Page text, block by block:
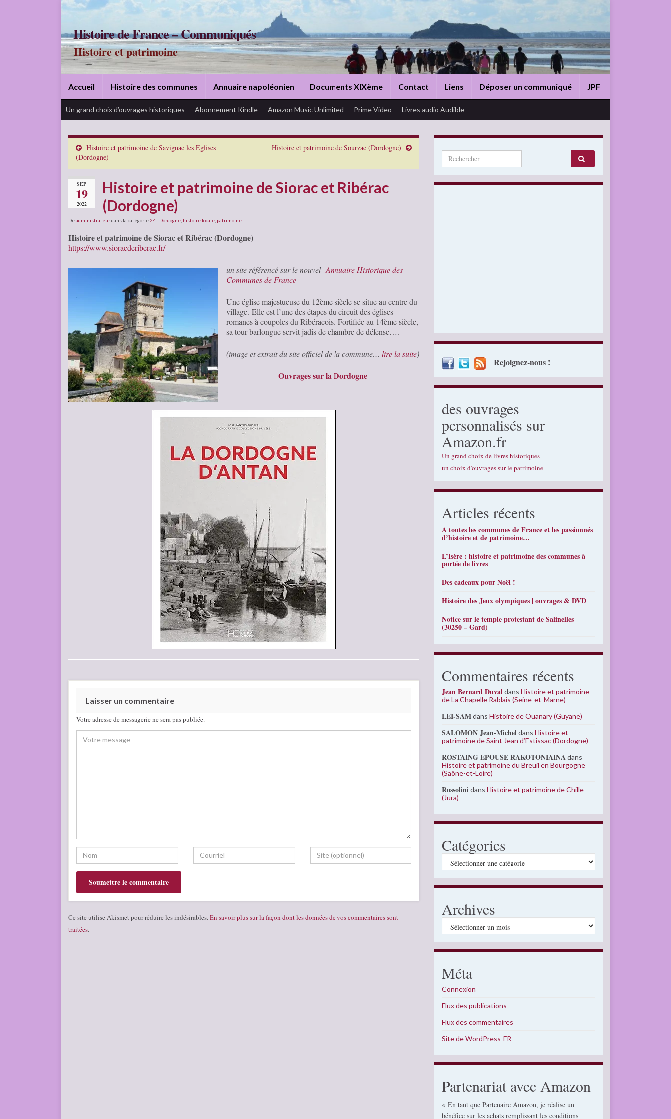
Histoire de France – Communiqués
Histoire et patrimoine
Accueil Histoire des communes Annuaire napoléonien Documents XIXème Contact Liens Déposer un communiqué JPF
Un grand choix d’ouvrages historiques Abonnement Kindle Amazon Music Unlimited Prime Video Livres audio Audible
Histoire et patrimoine de Savignac les Eglises
(Dordogne)
Histoire et patrimoine de Sourzac (Dordogne)
SEP
19
2022
Histoire et patrimoine de Siorac et Ribérac
(Dordogne)
Deadministrateurdans la catégorie24 - Dordogne histoire locale patrimoine
Histoire et patrimoine de Siorac et Ribérac (Dordogne)
https://www.sioracderiberac.fr/
un site référencé sur le nouvel Annuaire Historique des
Communes de France
Une église majestueuse du 12ème siècle se situe au centre du
village. Elle est l’une des étapes du circuit des églises
romanes à coupoles du Ribéracois. Fortifiée au 14ème siècle,
sa tour barlongue servit jadis de chambre de défense….
(image et extrait du site officiel de la commune… lire la suite)
Ouvrages sur la Dordogne
Laisser un commentaire
Votre adresse de messagerie ne sera pas publiée.
Ce site utilise Akismet pour réduire les indésirables. En savoir plus sur la façon dont les données de vos commentaires sont
traitées.
Search for:
Rejoignez-nous !
des ouvrages
personnalisés sur
Amazon.fr
Un grand choix de livres historiques
un choix d'ouvrages sur le patrimoine
Articles récents
A toutes les communes de France et les passionnés
d’histoire et de patrimoine…
L’Isère : histoire et patrimoine des communes à
portée de livres
Des cadeaux pour Noël !
Histoire des Jeux olympiques | ouvrages & DVD
Notice sur le temple protestant de Salinelles
(30250 – Gard)
Commentaires récents
Jean Bernard DuvaldansHistoire et patrimoine
de La Chapelle Rablais (Seine-et-Marne)
LEI-SAMdansHistoire de Ouanary (Guyane)
SALOMON Jean-MicheldansHistoire et
patrimoine de Saint Jean d’Estissac (Dordogne)
ROSTAING EPOUSE RAKOTONIAINAdans
Histoire et patrimoine du Breuil en Bourgogne
(Saône-et-Loire)
RossolinidansHistoire et patrimoine de Chille
(Jura)
Catégories
Catégories
Archives
Archives
Méta
Connexion
Flux des publications
Flux des commentaires
Site de WordPress-FR
Partenariat avec Amazon
« En tant que Partenaire Amazon, je réalise un
bénéfice sur les achats remplissant les conditions